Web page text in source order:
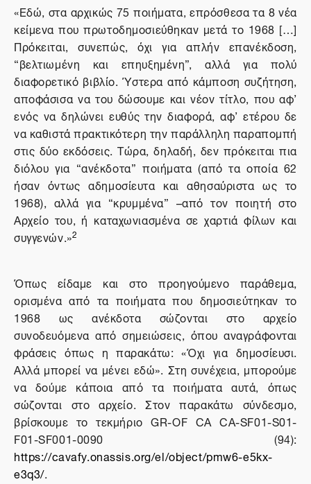
«Εδώ, στα αρχικώς 75 ποιήματα, επρόσθεσα τα 8 νέα
κείμενα που πρωτοδημοσιεύθηκαν μετά το 1968 […]
Πρόκειται, συνεπώς, όχι για απλήν επανέκδοση,
“βελτιωμένη και επηυξημένη”, αλλά για πολύ
διαφορετικό βιβλίο. Ύστερα από κάμποση συζήτηση,
αποφάσισα να του δώσουμε και νέον τίτλο, που αφ’
ενός να δηλώνει ευθύς την διαφορά, αφ’ ετέρου δε
να καθιστά πρακτικότερη την παράλληλη παραπομπή
στις δύο εκδόσεις. Τώρα, δηλαδή, δεν πρόκειται πια
διόλου για “ανέκδοτα” ποιήματα (από τα οποία 62
ήσαν όντως αδημοσίευτα και αθησαύριστα ως το
1968), αλλά για “κρυμμένα” –από τον ποιητή στο
Αρχείο του, ή καταχωνιασμένα σε χαρτιά φίλων και
συγγενών.»2
Όπως είδαμε και στο προηγούμενο παράθεμα,
ορισμένα από τα ποιήματα που δημοσιεύτηκαν το
1968 ως ανέκδοτα σώζονται στο αρχείο
συνοδευόμενα από σημειώσεις, όπου αναγράφονται
φράσεις όπως η παρακάτω: «Όχι για δημοσίευσι.
Αλλά μπορεί να μένει εδώ». Στη συνέχεια, μπορούμε
να δούμε κάποια από τα ποιήματα αυτά, όπως
σώζονται στο αρχείο. Στον παρακάτω σύνδεσμο,
βρίσκουμε το τεκμήριο GR-OF CA CA-SF01-S01-
F01-SF001-0090 (94):
https://cavafy.onassis.org/el/object/pmw6-e5kx-
e3q3/.